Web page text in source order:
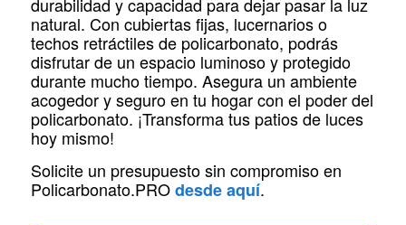
natural. Con cubiertas fijas, lucernarios o
techos retráctiles de policarbonato, podrás
disfrutar de un espacio luminoso y protegido
durante mucho tiempo. Asegura un ambiente
acogedor y seguro en tu hogar con el poder del
policarbonato. ¡Transforma tus patios de luces
hoy mismo!
Solicite un presupuesto sin compromiso en
Policarbonato.PROdesde aquí.